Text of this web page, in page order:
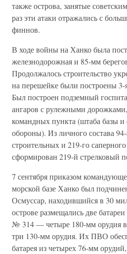
также острова, занятые
раз эти атаки отражались с
финнов.
В ходе войны на Ханко была
железнодорожная и 85-мм
Продолжалось строительство
на перешейке были построены
Был построен подземный
ангаров с рулежными
командных пункта (штаба базы и
обороны). Из личного состава
строительных и 219-го
сформирован 219-й стрелковый
7 сентября приказом
морской базе Ханко был
Осмуссар, находившийся в 30
острове размещались две
№ 314 — четыре 180-мм орудия
три 130-мм орудия. Их ПВО
батарея из четырех 76-мм